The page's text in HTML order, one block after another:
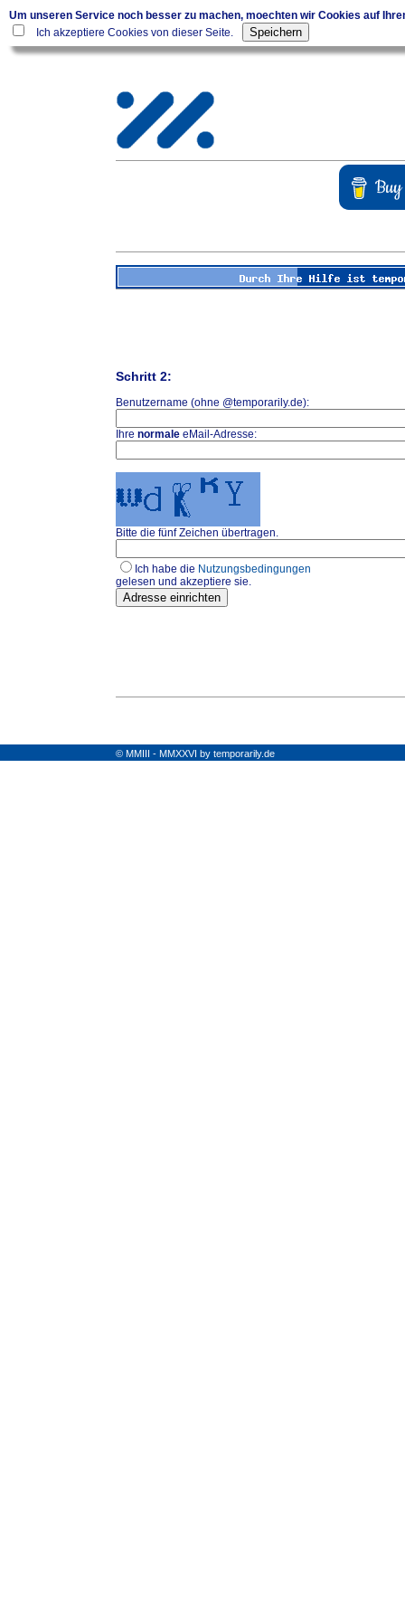
Um unseren Service noch besser zu machen, moechten wir Cookies auf
Ich akzeptiere Cookies von dieser Seite.
Schritt 2:
Benutzername (ohne @temporarily.de):
Ihre normale eMail-Adresse:
Bitte die fünf Zeichen übertragen.
Ich habe die Nutzungsbedingungen
gelesen und akzeptiere sie.
© MMIII - MMXXVI by temporarily.de